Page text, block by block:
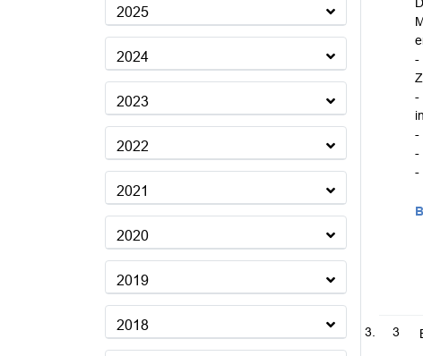
2025
2024
2023
2022
2021
2020
2019
2018
-
-
-
-
-
3